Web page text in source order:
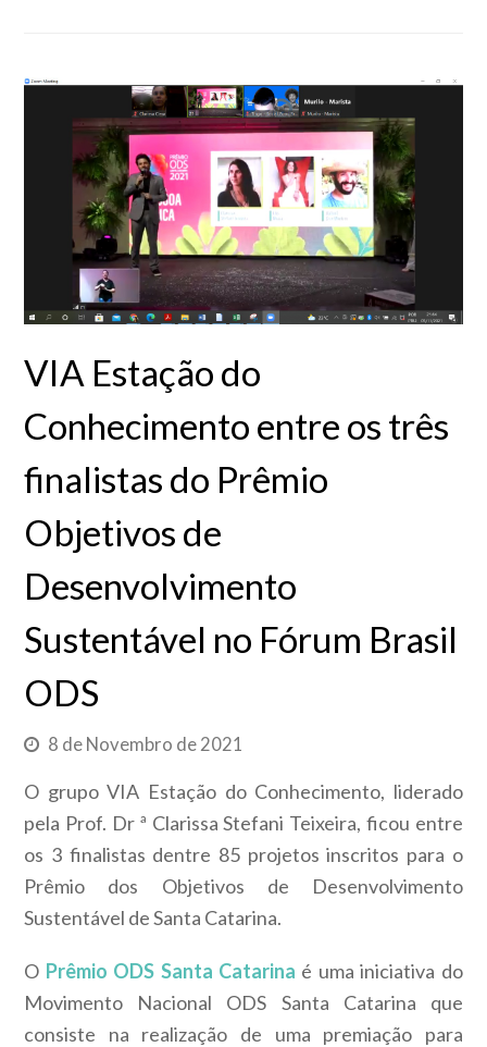
VIA Estação do
Conhecimento entre os três
finalistas do Prêmio
Objetivos de
Desenvolvimento
Sustentável no Fórum Brasil
ODS
8 de Novembro de 2021
O grupo VIA Estação do Conhecimento, liderado
pela Prof. Dr ª Clarissa Stefani Teixeira, ficou entre
os 3 finalistas dentre 85 projetos inscritos para o
Prêmio dos Objetivos de Desenvolvimento
Sustentável de Santa Catarina.
O Prêmio ODS Santa Catarina é uma iniciativa do
Movimento Nacional ODS Santa Catarina que
consiste na realização de uma premiação para